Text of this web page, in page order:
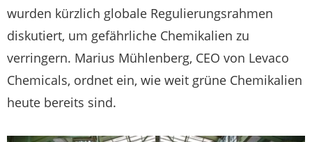
wurden kürzlich globale Regulierungsrahmen
diskutiert, um gefährliche Chemikalien zu
verringern. Marius Mühlenberg, CEO von Levaco
Chemicals, ordnet ein, wie weit grüne Chemikalien
heute bereits sind.